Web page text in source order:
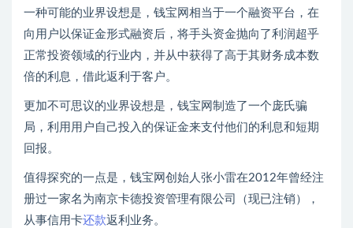
一种可能的业界设想是，钱宝网相当于一个融资平台，在
向用户以保证金形式融资后，将手头资金抛向了利润超乎
正常投资领域的行业内，并从中获得了高于其财务成本数
倍的利息，借此返利于客户。
更加不可思议的业界设想是，钱宝网制造了一个庞氏骗
局，利用用户自己投入的保证金来支付他们的利息和短期
回报。
值得探究的一点是，钱宝网创始人张小雷在2012年曾经注
册过一家名为南京卡德投资管理有限公司（现已注销），
从事信用卡还款返利业务。